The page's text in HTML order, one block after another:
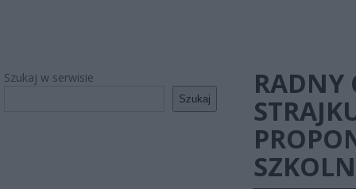
Szukaj w serwisie
Szukaj
RADNY